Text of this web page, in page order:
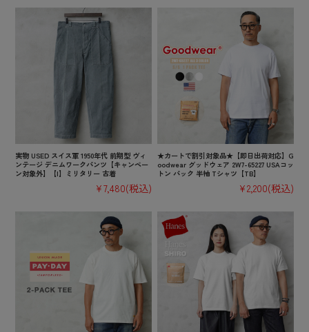
実物 USED スイス軍 1950年代 前期型 ヴィ
ンテージ デニムワークパンツ【キャンペー
ン対象外】【I】ミリタリー 古着
¥7,480(税込)
★カートで割引対象品★【即日出荷対応】G
oodwear グッドウェア 2W7-65227 USAコッ
トン パック 半袖 Tシャツ【TB】
¥2,200(税込)